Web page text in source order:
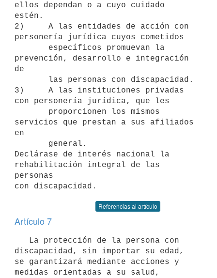
ellos dependan o a cuyo cuidado
estén.
2)     A las entidades de acción con
personería jurídica cuyos cometidos
prevención, desarrollo e integración
de
3)     A las instituciones privadas
con personería jurídica, que les
servicios que prestan a sus afiliados
en
Declárase de interés nacional la
rehabilitación integral de las
personas
Referencias al artículo
Artículo 7
discapacidad, sin importar su edad,
se garantizará mediante acciones y
medidas orientadas a su salud,